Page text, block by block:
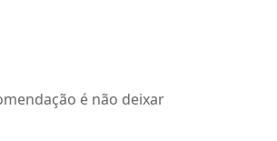
é não deixar